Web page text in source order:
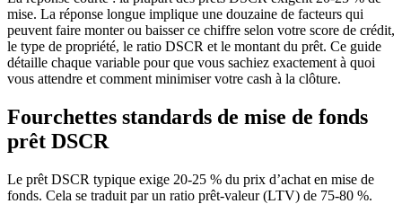
mise. La réponse longue implique une douzaine de facteurs qui
peuvent faire monter ou baisser ce chiffre selon votre score de crédit,
le type de propriété, le ratio DSCR et le montant du prêt. Ce guide
détaille chaque variable pour que vous sachiez exactement à quoi
vous attendre et comment minimiser votre cash à la clôture.
Fourchettes standards de mise de fonds
prêt DSCR
Le prêt DSCR typique exige 20-25 % du prix d’achat en mise de
fonds. Cela se traduit par un ratio prêt-valeur (LTV) de 75-80 %.